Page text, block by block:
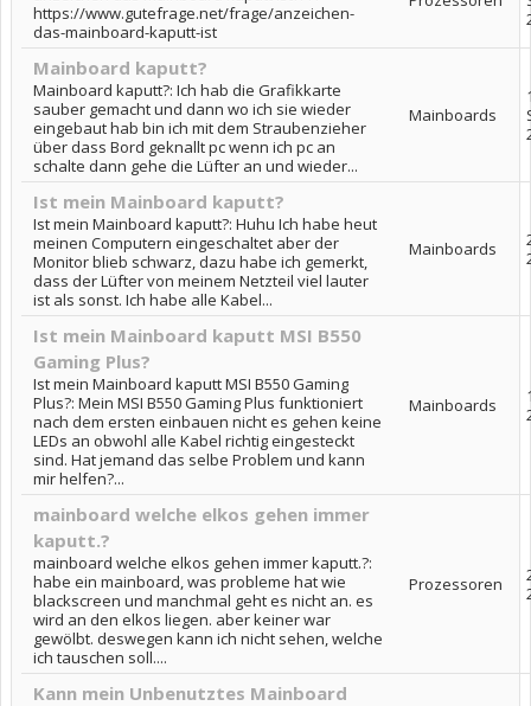
https://www.gutefrage.net/frage/anzeichen-
das-mainboard-kaputt-ist
Mainboard kaputt?
Mainboard kaputt?: Ich hab die Grafikkarte
sauber gemacht und dann wo ich sie wieder
eingebaut hab bin ich mit dem Straubenzieher
über dass Bord geknallt pc wenn ich pc an
schalte dann gehe die Lüfter an und wieder...
Mainboards
Ist mein Mainboard kaputt?
Ist mein Mainboard kaputt?: Huhu Ich habe heut
meinen Computern eingeschaltet aber der
Monitor blieb schwarz, dazu habe ich gemerkt,
dass der Lüfter von meinem Netzteil viel lauter
ist als sonst. Ich habe alle Kabel...
Mainboards
Ist mein Mainboard kaputt MSI B550
Gaming Plus?
Ist mein Mainboard kaputt MSI B550 Gaming
Plus?: Mein MSI B550 Gaming Plus funktioniert
nach dem ersten einbauen nicht es gehen keine
LEDs an obwohl alle Kabel richtig eingesteckt
sind. Hat jemand das selbe Problem und kann
mir helfen?...
Mainboards
mainboard welche elkos gehen immer
kaputt.?
mainboard welche elkos gehen immer kaputt.?:
habe ein mainboard, was probleme hat wie
blackscreen und manchmal geht es nicht an. es
wird an den elkos liegen. aber keiner war
gewölbt. deswegen kann ich nicht sehen, welche
ich tauschen soll....
Prozessoren
Kann mein Unbenutztes Mainboard